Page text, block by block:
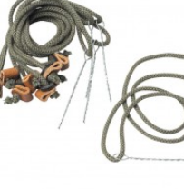
Accessoires